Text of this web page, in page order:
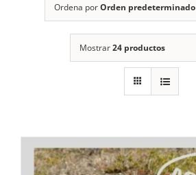
CONTACTO
Ordena porOrden predeterminado
Mostrar24 productos